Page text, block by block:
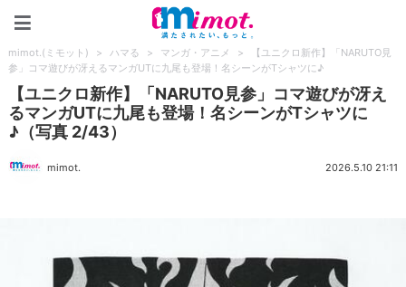
mimot.(ミモット) > ハマる > マンガ・アニメ >
【ユニクロ新作】「NARUTO見
参」コマ遊びが冴えるマンガUTに九尾も登場！名シーンがTシャツに♪
【ユニクロ新作】「NARUTO見参」コマ遊びが冴え
るマンガUTに九尾も登場！名シーンがTシャツに
♪（写真 2/43）
mimot. 2026.5.10 21:11